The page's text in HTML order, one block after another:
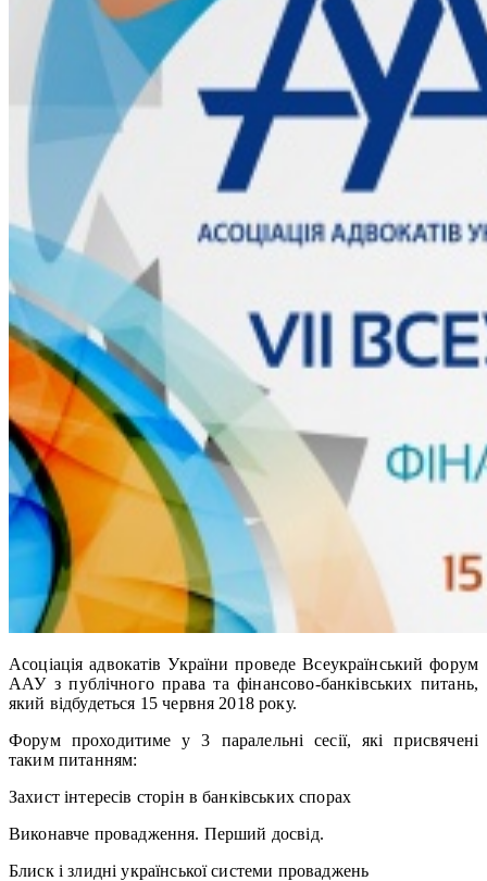
Асоціація адвокатів України проведе Всеукраїнський форум
ААУ з публічного права та фінансово-банківських питань,
який відбудеться 15 червня 2018 року.
Форум проходитиме у 3 паралельні сесії, які присвячені
таким питанням:
Захист інтересів сторін в банківських спорах
Виконавче провадження. Перший досвід.
Блиск і злидні української системи проваджень